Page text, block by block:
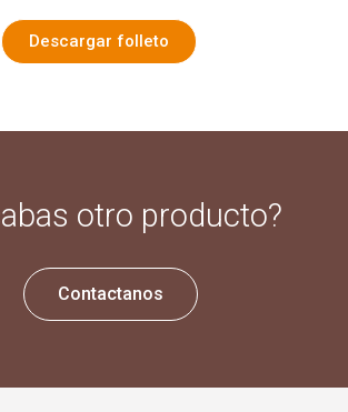
Descargar folleto
otro producto?
Contactanos